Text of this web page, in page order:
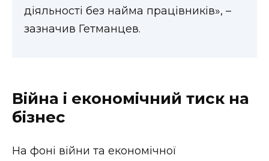
діяльності без найма працівників», –
зазначив Гетманцев.
Війна і економічний тиск на
бізнес
На фоні війни та економічної